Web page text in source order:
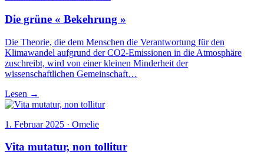
Die grüne « Bekehrung »
Die Theorie, die dem Menschen die Verantwortung für den
Klimawandel aufgrund der CO2-Emissionen in die Atmosphäre
zuschreibt, wird von einer kleinen Minderheit der
wissenschaftlichen Gemeinschaft…
Lesen →
1. Februar 2025 · Omelie
Vita mutatur, non tollitur